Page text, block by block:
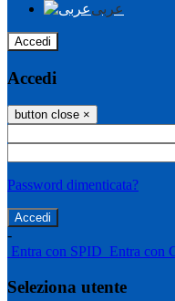
عربى
Accedi
Accedi
button close ×
Password dimenticata?
-
Entra con SPID Entra con
Seleziona utente